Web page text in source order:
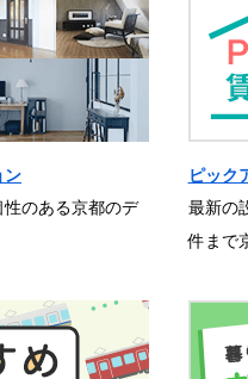
ン
のある京都のデ
ピック
最新の
件まで